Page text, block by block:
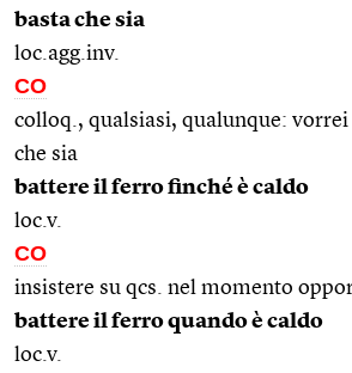
basta che sia
loc.agg.inv.
CO
colloq., qualsiasi, qualunque: vorrei
che sia
battere il ferro finché è caldo
loc.v.
CO
insistere su qcs. nel momento
battere il ferro quando è caldo
loc.v.